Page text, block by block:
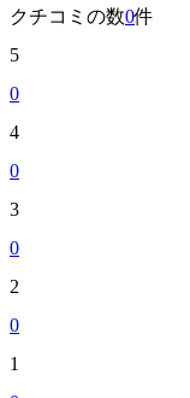
クチコミの数0件
5
0
4
0
3
0
2
0
1